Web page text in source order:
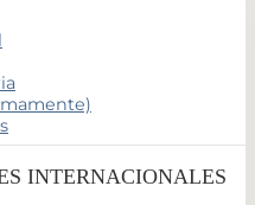
INTERNACIONALES